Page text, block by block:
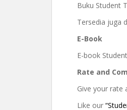
Buku Student
Tersedia juga
E-Book
E-book
Rate and
Give your rate
Like our